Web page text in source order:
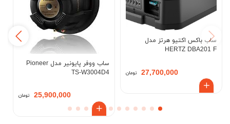
ساب باکس اکتیو هرتز مدل
HERTZ DBA201 F
27,700,000 تومان
ساب ووفر پایونیر مدل Pioneer
TS-W3004D4
25,900,000 تومان